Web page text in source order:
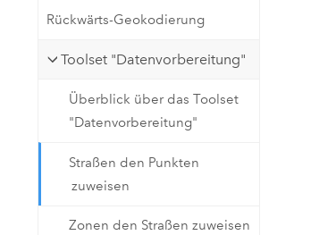
Rückwärts-Geokodierung
Toolset "Datenvorbereitung"
Überblick über das Toolset
"Datenvorbereitung"
Straßen den Punkten
zuweisen
Zonen den Straßen zuweisen